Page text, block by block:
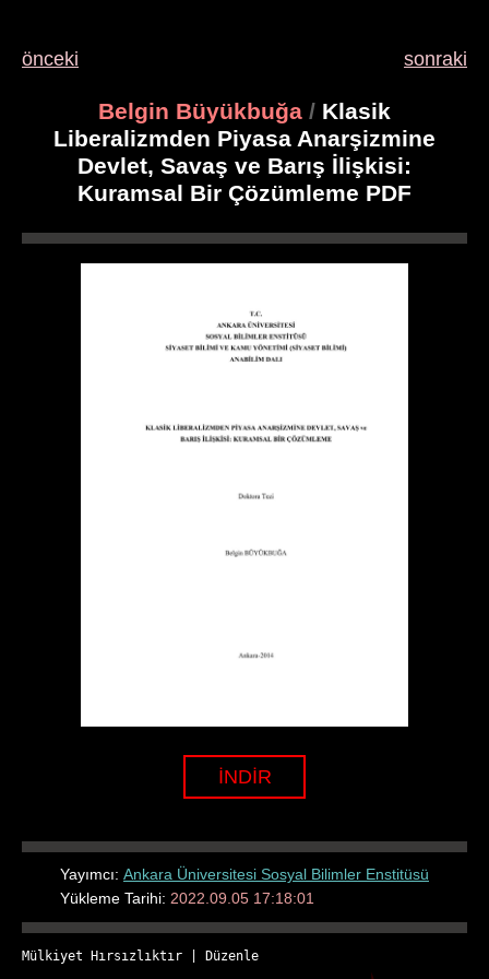
önceki sonraki
Belgin Büyükbuğa / Klasik
Liberalizmden Piyasa Anarşizmine
Devlet, Savaş ve Barış İlişkisi:
Kuramsal Bir Çözümleme PDF
İNDİR
Yayımcı: Ankara Üniversitesi Sosyal Bilimler Enstitüsü
Yükleme Tarihi: 2022.09.05 17:18:01
Mülkiyet Hırsızlıktır Düzenle